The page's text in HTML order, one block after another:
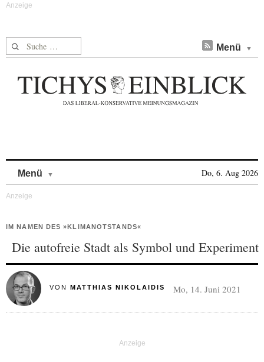
Suche nach: Menü
Menü Do, 6. Aug 2026
IM NAMEN DES »KLIMANOTSTANDS«
Die autofreie Stadt als Symbol und Experiment
VON MATTHIAS NIKOLAIDIS Mo, 14. Juni 2021